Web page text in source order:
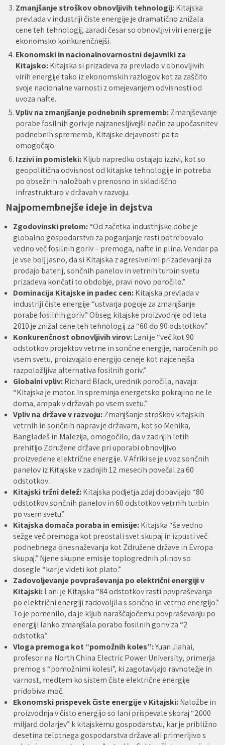
Zmanjšanje stroškov obnovljivih tehnologij:Kitajska
prevlada v industriji čiste energije je dramatično znižala
cene teh tehnologij, zaradi česar so obnovljivi viri energije
ekonomsko konkurenčnejši.
Ekonomski in nacionalnovarnostni dejavniki za
Kitajsko:Kitajska si prizadeva za prevlado v obnovljivih
virih energije tako iz ekonomskih razlogov kot za zaščito
svoje nacionalne varnosti z omejevanjem odvisnosti od
uvoza nafte.
Vpliv na zmanjšanje podnebnih sprememb:Zmanjševanje
porabe fosilnih goriv je najzanesljivejši način za upočasnitev
podnebnih sprememb, Kitajske dejavnosti pa to
omogočajo.
Izzivi in pomisleki:Kljub napredku ostajajo izzivi, kot so
geopolitična odvisnost od kitajske tehnologije in potreba
po obsežnih naložbah v prenosno in skladiščno
infrastrukturo v državah v razvoju.
Najpomembnejše ideje in dejstva
Zgodovinski prelom:“Od začetka industrijske dobe je
globalno gospodarstvo za poganjanje rasti potrebovalo
vedno več fosilnih goriv – premoga, nafte in plina. Vendar pa
je vse bolj jasno, da si Kitajska z agresivnimi prizadevanji za
prodajo baterij, sončnih panelov in vetrnih turbin svetu
prizadeva končati to obdobje, pravi novo poročilo.”
Dominacija Kitajske in padec cen:Kitajska prevlada v
industriji čiste energije “ustvarja pogoje za zmanjšanje
porabe fosilnih goriv.” Obseg kitajske proizvodnje od leta
2010 je znižal cene teh tehnologij za “60 do 90 odstotkov.”
Konkurenčnost obnovljivih virov:Lani je “več kot 90
odstotkov projektov vetrne in sončne energije, naročenih po
vsem svetu, proizvajalo energijo ceneje kot najcenejša
razpoložljiva alternativa fosilnih goriv.”
Globalni vpliv:Richard Black, urednik poročila, navaja:
“Kitajska je motor. In spreminja energetsko pokrajino ne le
doma, ampak v državah po vsem svetu.”
Vpliv na države v razvoju:Zmanjšanje stroškov kitajskih
vetrnih in sončnih naprav je državam, kot so Mehika,
Bangladeš in Malezija, omogočilo, da v zadnjih letih
prehitijo Združene države pri uporabi obnovljivo
proizvedene električne energije. V Afriki se je uvoz sončnih
panelov iz Kitajske v zadnjih 12 mesecih povečal za 60
odstotkov.
Kitajski tržni delež:Kitajska podjetja zdaj dobavljajo “80
odstotkov sončnih panelov in 60 odstotkov vetrnih turbin
po vsem svetu.”
Kitajska domača poraba in emisije:Kitajska “še vedno
sežge več premoga kot preostali svet skupaj in izpusti več
podnebnega onesnaževanja kot Združene države in Evropa
skupaj.” Njene skupne emisije toplogrednih plinov so
dosegle “kar je videti kot plato.”
Zadovoljevanje povpraševanja po električni energiji v
Kitajski:Lani je Kitajska “84 odstotkov rasti povpraševanja
po električni energiji zadovoljila s sončno in vetrno energijo.”
To je pomenilo, da je kljub naraščajočemu povpraševanju po
energiji lahko zmanjšala porabo fosilnih goriv za “2
odstotka.”
Vloga premoga kot “pomožnih koles”:Yuan Jiahai,
profesor na North China Electric Power University, primerja
premog s “pomožnimi kolesi”, ki zagotavljajo ravnotežje in
varnost, medtem ko sistem čiste električne energije
pridobiva moč.
Ekonomski prispevek čiste energije v Kitajski:Naložbe in
proizvodnja v čisto energijo so lani prispevale skoraj “2000
miljard dolarjev” k kitajskemu gospodarstvu, kar je približno
desetina celotnega gospodarstva države ali primerljivo s